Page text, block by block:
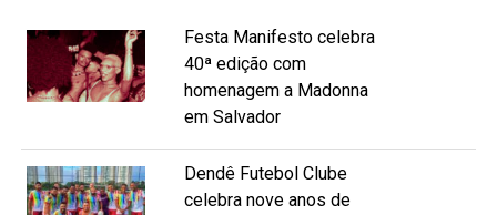
Festa Manifesto celebra
40ª edição com
homenagem a Madonna
em Salvador
Dendê Futebol Clube
celebra nove anos de